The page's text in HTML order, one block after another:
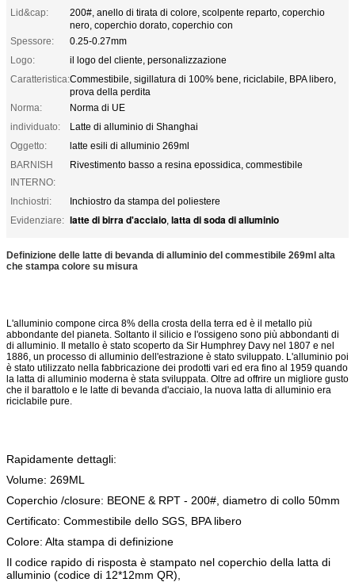
Lid&cap:
200#, anello di tirata di colore, scolpente reparto, coperchio
nero, coperchio dorato, coperchio con
Spessore:
0.25-0.27mm
Logo:
il logo del cliente, personalizzazione
Caratteristica:Commestibile, sigillatura di 100% bene, riciclabile, BPA libero,
prova della perdita
Norma:
Norma di UE
individuato:
Latte di alluminio di Shanghai
Oggetto:
latte esili di alluminio 269ml
BARNISH
INTERNO:
Rivestimento basso a resina epossidica, commestibile
Inchiostri:
Inchiostro da stampa del poliestere
Evidenziare: latte di birra d'acciaio, latta di soda di alluminio
Definizione delle latte di bevanda di alluminio del commestibile 269ml alta
che stampa colore su misura
L'alluminio compone circa 8% della crosta della terra ed è il metallo più
abbondante del pianeta. Soltanto il silicio e l'ossigeno sono più abbondanti di
di alluminio. Il metallo è stato scoperto da Sir Humphrey Davy nel 1807 e nel
1886, un processo di alluminio dell'estrazione è stato sviluppato. L'alluminio poi
è stato utilizzato nella fabbricazione dei prodotti vari ed era fino al 1959 quando
la latta di alluminio moderna è stata sviluppata. Oltre ad offrire un migliore gusto
che il barattolo e le latte di bevanda d'acciaio, la nuova latta di alluminio era
riciclabile pure.
Rapidamente dettagli:
Volume: 269ML
Coperchio /closure: BEONE & RPT - 200#, diametro di collo 50mm
Certificato: Commestibile dello SGS, BPA libero
Colore: Alta stampa di definizione
Il codice rapido di risposta è stampato nel coperchio della latta di
alluminio (codice di 12*12mm QR),